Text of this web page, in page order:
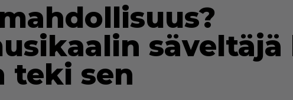
säveltäjä
teki sen